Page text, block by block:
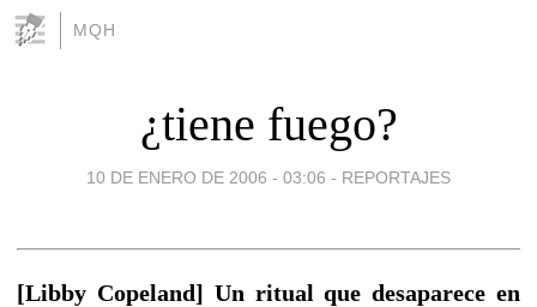
MQH
¿tiene fuego?
10 DE ENERO DE 2006 - 03:06 - REPORTAJES
[Libby Copeland] Un ritual que desaparece en